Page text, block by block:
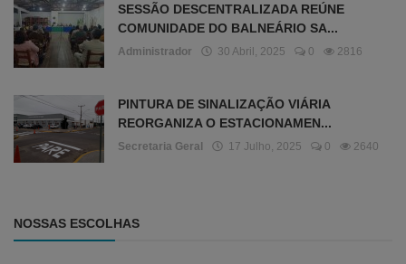
SESSÃO DESCENTRALIZADA REÚNE
COMUNIDADE DO BALNEÁRIO SA...
Administrador 30 Abril, 2025 0 2816
PINTURA DE SINALIZAÇÃO VIÁRIA
REORGANIZA O ESTACIONAMEN...
Secretaria Geral 17 Julho, 2025 0 2640
NOSSAS ESCOLHAS